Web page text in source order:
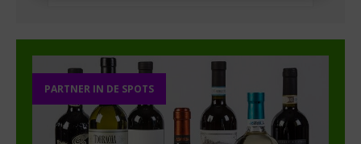
PARTNER IN DE SPOTS